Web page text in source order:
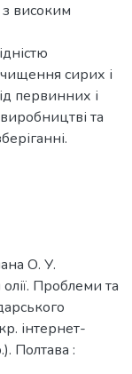
високим
сирих і
первинних і
та
О. У.
Проблеми та
інтернет-
Полтава :